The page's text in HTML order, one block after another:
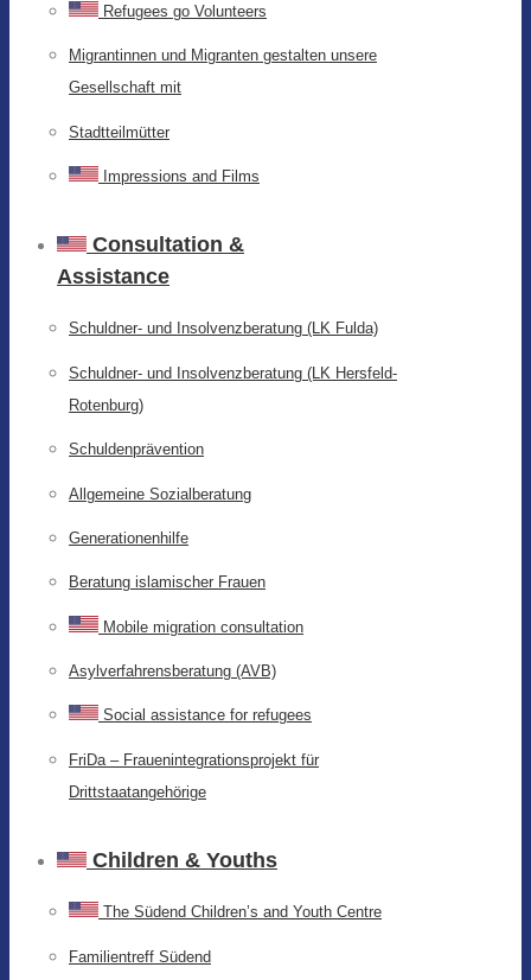
Refugees go Volunteers
Migrantinnen und Migranten gestalten unsere
Gesellschaft mit
Stadtteilmütter
Impressions and Films
Consultation &
Assistance
Schuldner- und Insolvenzberatung (LK Fulda)
Schuldner- und Insolvenzberatung (LK Hersfeld-
Rotenburg)
Schuldenprävention
Allgemeine Sozialberatung
Generationenhilfe
Beratung islamischer Frauen
Mobile migration consultation
Asylverfahrensberatung (AVB)
Social assistance for refugees
FriDa – Frauenintegrationsprojekt für
Drittstaatangehörige
Children & Youths
The Südend Children’s and Youth Centre
Familientreff Südend